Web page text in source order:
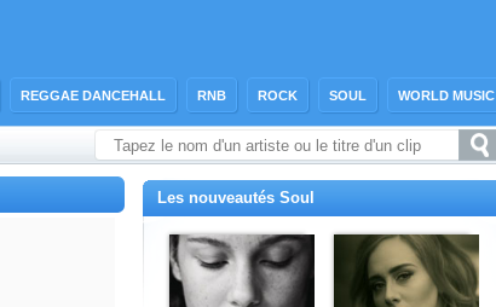
REGGAE DANCEHALL RNB ROCK SOUL WORLD MUSIC
Les nouveautés Soul